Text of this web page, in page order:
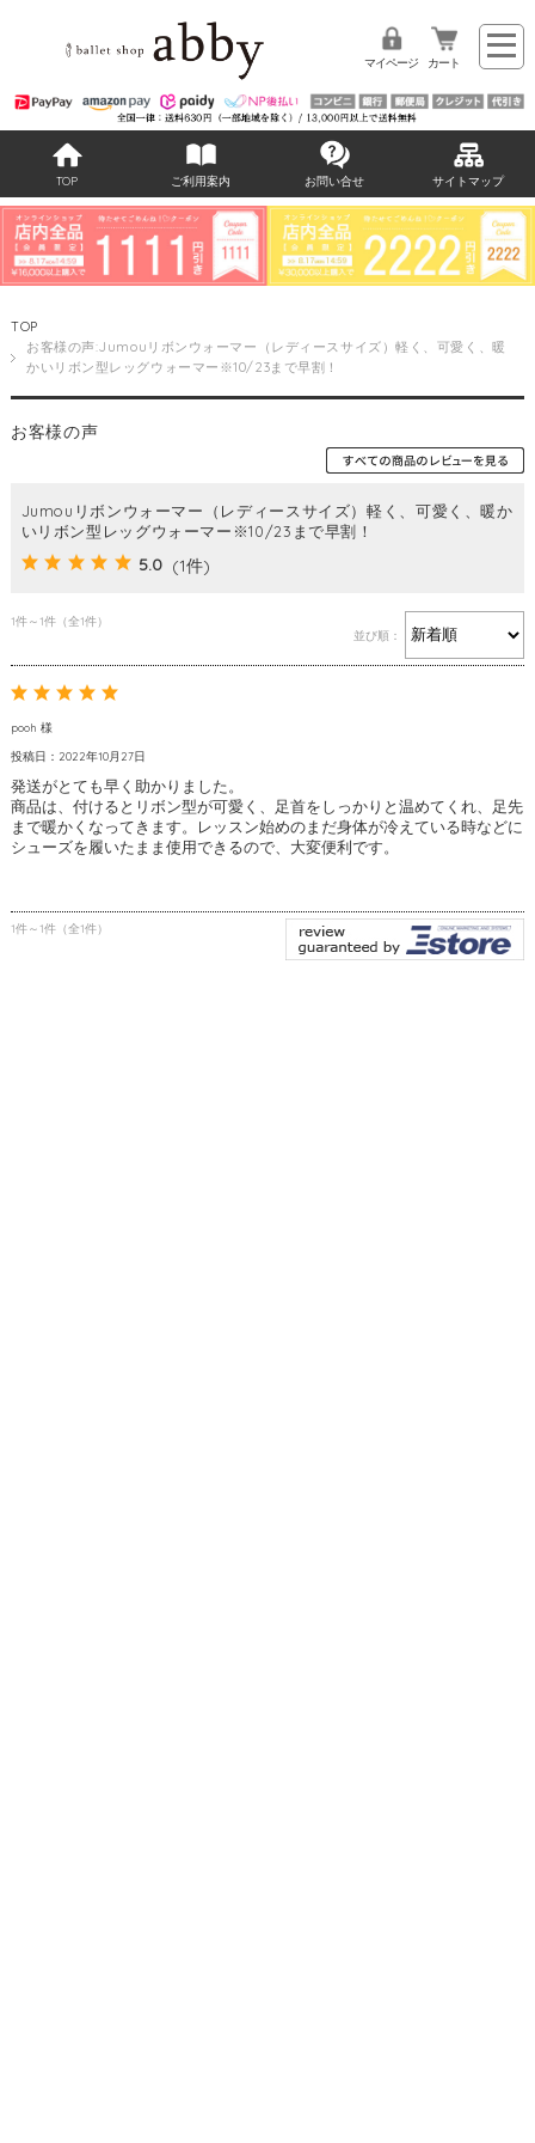
マイページ カート
TOP ご利用案内 お問い合せ サイトマップ
TOP
お客様の声:Jumouリボンウォーマー（レディースサイズ）軽く、可愛く、暖
かいリボン型レッグウォーマー※10/23まで早割！
お客様の声
Jumouリボンウォーマー（レディースサイズ）軽く、可愛く、暖か
いリボン型レッグウォーマー※10/23まで早割！
5.0 (1件)
1件～1件（全1件）
並び順：
pooh 様
投稿日：2022年10月27日
発送がとても早く助かりました。
商品は、付けるとリボン型が可愛く、足首をしっかりと温めてくれ、足先
まで暖かくなってきます。レッスン始めのまだ身体が冷えている時などに
シューズを履いたまま使用できるので、大変便利です。
1件～1件（全1件）